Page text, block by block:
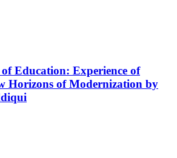
Education: Experience of
Horizons of Modernization by